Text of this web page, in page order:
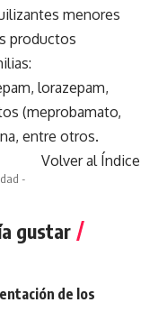
menores
productos
lorazepam,
(meprobamato,
entre otros.
Volver al Índice
-
gustar
de los